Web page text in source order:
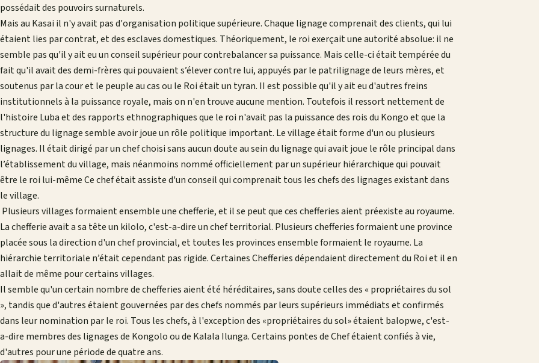
possédait des pouvoirs surnaturels.
Mais au Kasai il n'y avait pas d'organisation politique supérieure. Chaque lignage comprenait des clients, qui lui
étaient lies par contrat, et des esclaves domestiques. Théoriquement, le roi exerçait une autorité absolue: il ne
semble pas qu'il y ait eu un conseil supérieur pour contrebalancer sa puissance. Mais celle-ci était tempérée du
fait qu'il avait des demi-frères qui pouvaient s’élever contre lui, appuyés par le patrilignage de leurs mères, et
soutenus par la cour et le peuple au cas ou le Roi était un tyran. II est possible qu'il y ait eu d'autres freins
institutionnels à la puissance royale, mais on n'en trouve aucune mention. Toutefois il ressort nettement de
l'histoire Luba et des rapports ethnographiques que le roi n'avait pas la puissance des rois du Kongo et que la
structure du lignage semble avoir joue un rôle politique important. Le village était forme d'un ou plusieurs
lignages. Il était dirigé par un chef choisi sans aucun doute au sein du lignage qui avait joue le rôle principal dans
l’établissement du village, mais néanmoins nommé officiellement par un supérieur hiérarchique qui pouvait
être le roi lui-même Ce chef était assiste d'un conseil qui comprenait tous les chefs des lignages existant dans
le village.
Plusieurs villages formaient ensemble une chefferie, et il se peut que ces chefferies aient préexiste au royaume.
La chefferie avait a sa tête un kilolo, c'est-a-dire un chef territorial. Plusieurs chefferies formaient une province
placée sous la direction d'un chef provincial, et toutes les provinces ensemble formaient le royaume. La
hiérarchie territoriale n’était cependant pas rigide. Certaines Chefferies dépendaient directement du Roi et il en
allait de même pour certains villages.
Il semble qu'un certain nombre de chefferies aient été héréditaires, sans doute celles des « propriétaires du sol
», tandis que d'autres étaient gouvernées par des chefs nommés par leurs supérieurs immédiats et confirmés
dans leur nomination par le roi. Tous les chefs, à l'exception des «propriétaires du sol» étaient balopwe, c'est-
a-dire membres des lignages de Kongolo ou de Kalala Ilunga. Certains pontes de Chef étaient confiés à vie,
d'autres pour une période de quatre ans.